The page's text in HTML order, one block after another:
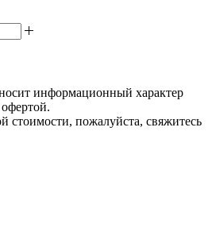
информационный характер
стоимости, пожалуйста, свяжитесь